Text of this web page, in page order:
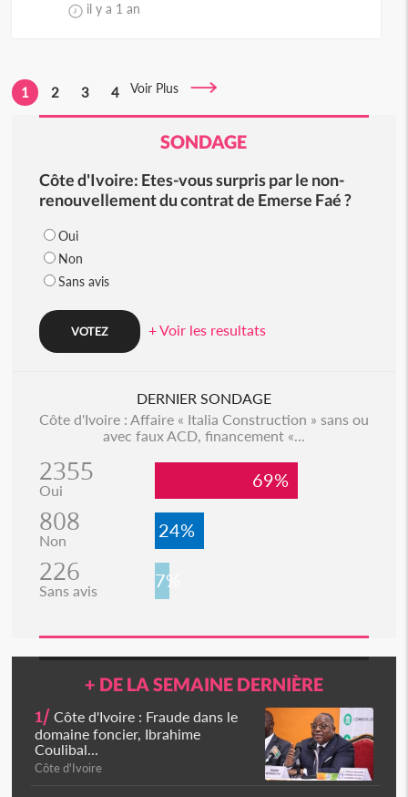
il y a 1 an
1 2 3 4 Voir Plus
SONDAGE
Côte d'Ivoire: Etes-vous surpris par le non-
renouvellement du contrat de Emerse Faé ?
Oui
Non
Sans avis
+ Voir les resultats
DERNIER SONDAGE
Côte d'Ivoire : Affaire « Italia Construction » sans ou
avec faux ACD, financement «...
2355
Oui 69%
808
Non 24%
226
Sans avis 7%
+ DE LA SEMAINE DERNIÈRE
1/ Côte d'Ivoire : Fraude dans le
domaine foncier, Ibrahime
Coulibal...
Côte d'Ivoire